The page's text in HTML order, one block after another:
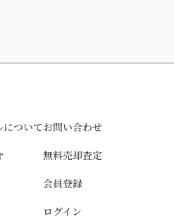
についてお問い合わせ
無料売却査定
会員登録
ログイン